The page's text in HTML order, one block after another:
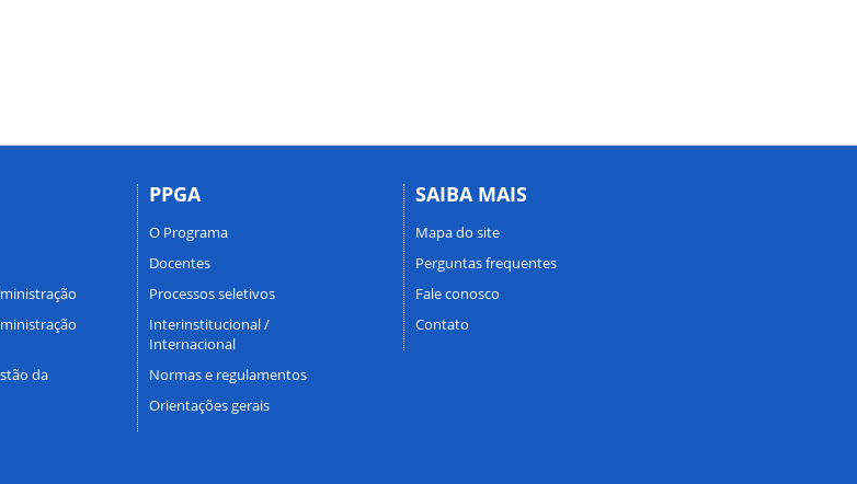
da
PPGA
O Programa
Docentes
Processos seletivos
Interinstitucional /
Internacional
Normas e regulamentos
Orientações gerais
SAIBA MAIS
Mapa do site
Perguntas frequentes
Fale conosco
Contato